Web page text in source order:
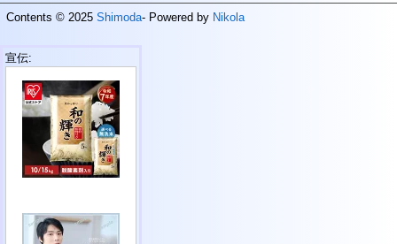
Contents © 2025 Shimoda- Powered by Nikola
宣伝: